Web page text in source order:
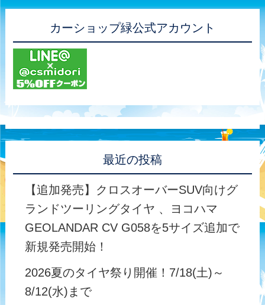
カーショップ緑公式アカウント
最近の投稿
【追加発売】クロスオーバーSUV向けグ
ランドツーリングタイヤ 、ヨコハマ
GEOLANDAR CV G058を5サイズ追加で
新規発売開始！
2026夏のタイヤ祭り開催！7/18(土)～
8/12(水)まで